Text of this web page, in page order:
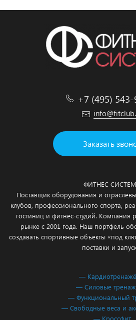
+7 (495)
Заказать
ФИТНЕС
Поставщик оборудования и
клубов, профессионального спорта,
гостиниц и фитнес-студий. Компания
рынке с 2001 года. Наш портфель
создавать спортивные объекты «под
поставки и
—
— Силовые
— Функциональный
— Свободные веса и